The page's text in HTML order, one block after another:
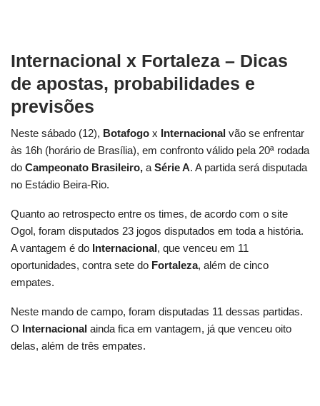
Internacional x Fortaleza – Dicas
de apostas, probabilidades e
previsões
Neste sábado (12), Botafogo x Internacional vão se enfrentar
às 16h (horário de Brasília), em confronto válido pela 20ª rodada
do Campeonato Brasileiro, a Série A. A partida será disputada
no Estádio Beira-Rio.
Quanto ao retrospecto entre os times, de acordo com o site
Ogol, foram disputados 23 jogos disputados em toda a história.
A vantagem é do Internacional, que venceu em 11
oportunidades, contra sete do Fortaleza, além de cinco
empates.
Neste mando de campo, foram disputadas 11 dessas partidas.
O Internacional ainda fica em vantagem, já que venceu oito
delas, além de três empates.